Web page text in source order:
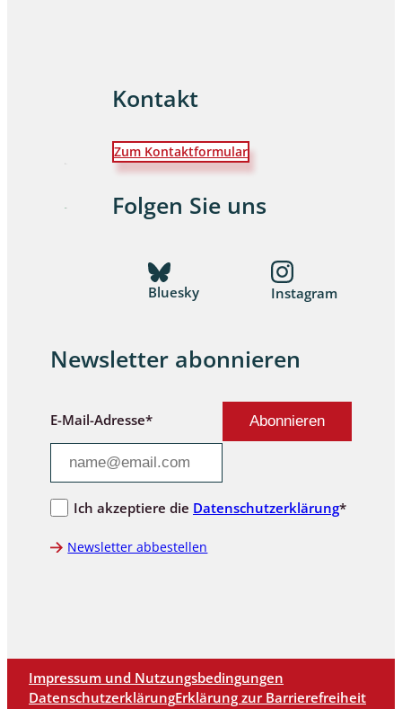
Kontakt
Zum Kontaktformular
Folgen Sie uns
Bluesky Instagram
Newsletter abonnieren
E-Mail-Adresse*
Ich akzeptiere die Datenschutzerklärung*
Newsletter abbestellen
Impressum und Nutzungsbedingungen
DatenschutzerklärungErklärung zur Barrierefreiheit